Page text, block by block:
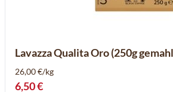
Lavazza Qualita Oro (250g
26,00 €/kg
6,50 €